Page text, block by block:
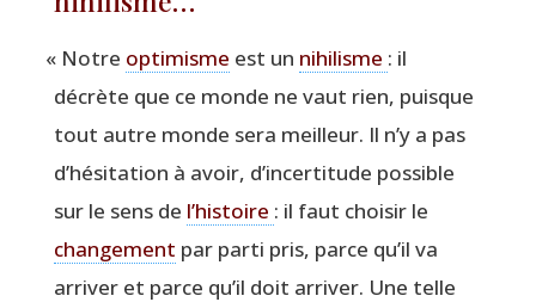
« Notre opti­misme est un nihi­lisme : il
décrète que ce monde ne vaut rien, puisque
tout autre monde sera meilleur. Il n’y a pas
d’hé­si­ta­tion à avoir, d’in­cer­ti­tude pos­sible
sur le sens de l’his­toire : il faut choi­sir le
chan­ge­ment par par­ti pris, parce qu’il va
arri­ver et parce qu’il doit arri­ver. Une telle